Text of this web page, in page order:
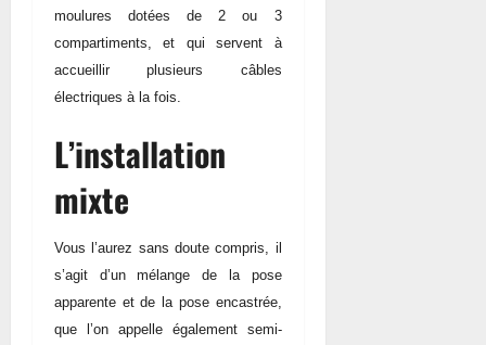
moulures dotées de 2 ou 3
compartiments, et qui servent à
accueillir plusieurs câbles
électriques à la fois.
L’installation
mixte
Vous l’aurez sans doute compris, il
s’agit d’un mélange de la pose
apparente et de la pose encastrée,
que l’on appelle également semi-